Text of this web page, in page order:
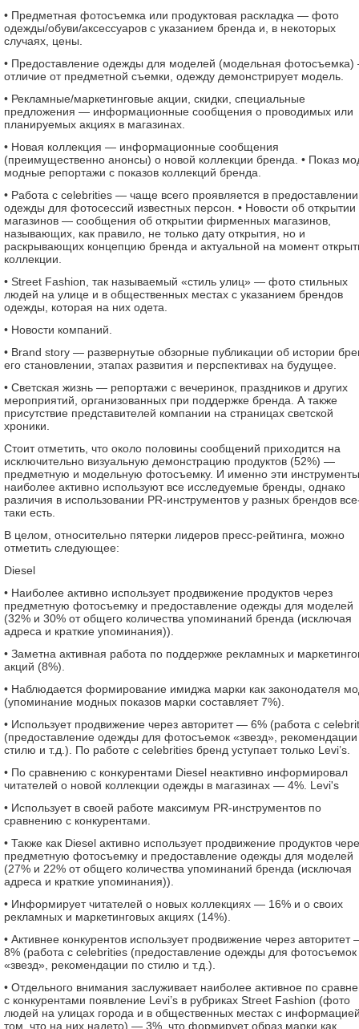
• Предметная фотосъемка или продуктовая раскладка — фото
одежды/обуви/аксессуаров с указанием бренда и, в некоторых
случаях, цены.
• Предоставление одежды для моделей (модельная
отличие от предметной съемки, одежду демонстрирует модель.
• Рекламные/маркетинговые акции, скидки, специальные
предложения — информационные сообщения о проводимых или
планируемых акциях в магазинах.
• Новая коллекция — информационные сообщения
(преимущественно анонсы) о новой коллекции бренда. • Показ
модные репортажи с показов коллекций бренда.
• Работа с celebrities — чаще всего проявляется в предоставлении
одежды для фотосессий известных персон. • Новости об открытии
магазинов — сообщения об открытии фирменных магазинов,
называющих, как правило, не только дату открытия, но и
раскрывающих концепцию бренда и актуальной на момент
коллекции.
• Street Fashion, так называемый «стиль улиц» — фото стильных
людей на улице и в общественных местах с указанием брендов
одежды, которая на них одета.
• Новости компаний.
• Brand story — развернутые обзорные публикации об истории
его становлении, этапах развития и перспективах на будущее.
• Светская жизнь — репортажи с вечеринок, праздников и других
мероприятий, организованных при поддержке бренда. А также
присутствие представителей компании на страницах светской
хроники.
Стоит отметить, что около половины сообщений приходится на
исключительно визуальную демонстрацию продуктов (52%) —
предметную и модельную фотосъемку. И именно эти инструменты
наиболее активно используют все исследуемые бренды, однако
различия в использовании PR-инструментов у разных брендов
таки есть.
В целом, относительно пятерки лидеров пресс-рейтинга, можно
отметить следующее:
Diesel
• Наиболее активно использует продвижение продуктов через
предметную фотосъемку и предоставление одежды для моделей
(32% и 30% от общего количества упоминаний бренда (исключая
адреса и краткие упоминания)).
• Заметна активная работа по поддержке рекламных и
акций (8%).
• Наблюдается формирование имиджа марки как законодателя
(упоминание модных показов марки составляет 7%).
• Использует продвижение через авторитет — 6% (работа с
(предоставление одежды для фотосъемок «звезд»,
стилю и т.д.). По работе с celebrities бренд уступает только Levi’s.
• По сравнению с конкурентами Diesel неактивно информировал
читателей о новой коллекции одежды в магазинах — 4%. Levi's
• Использует в своей работе максимум PR-инструментов по
сравнению с конкурентами.
• Также как Diesel активно использует продвижение продуктов
предметную фотосъемку и предоставление одежды для моделей
(27% и 22% от общего количества упоминаний бренда (исключая
адреса и краткие упоминания)).
• Информирует читателей о новых коллекциях — 16% и о своих
рекламных и маркетинговых акциях (14%).
• Активнее конкурентов использует продвижение через авторитет
8% (работа с celebrities (предоставление одежды для фотосъемок
«звезд», рекомендации по стилю и т.д.).
• Отдельного внимания заслуживает наиболее активное по
с конкурентами появление Levi’s в рубриках Street Fashion (фото
людей на улицах города и в общественных местах с
том, что на них надето) — 3%, что формирует образ марки как